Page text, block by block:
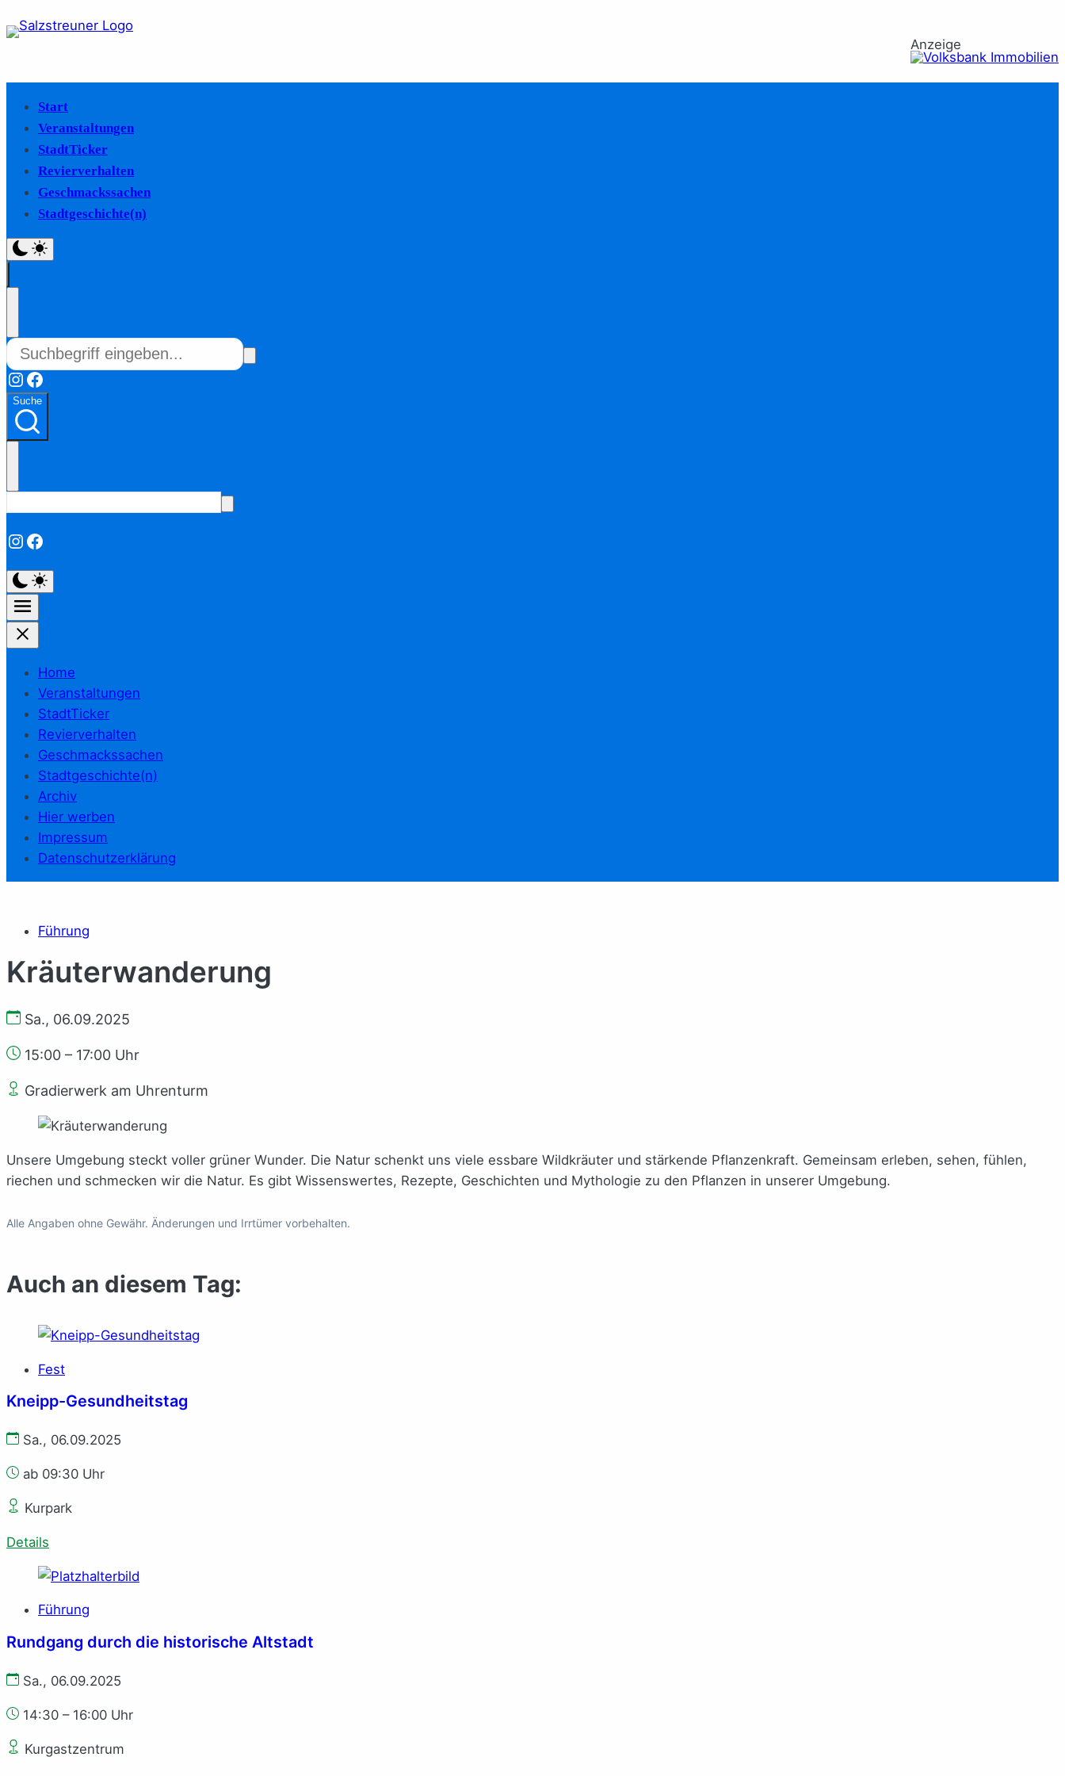
Anzeige
Start
Veranstaltungen
StadtTicker
Revierverhalten
Geschmackssachen
Stadtgeschichte(n)
Instagram
Facebook
Suche
Instagram
Facebook
Home
Veranstaltungen
StadtTicker
Revierverhalten
Geschmackssachen
Stadtgeschichte(n)
Archiv
Hier werben
Impressum
Datenschutzerklärung
Führung
Kräuterwanderung
Sa., 06.09.2025
15:00 – 17:00 Uhr
Gradierwerk am Uhrenturm
Unsere Umgebung steckt voller grüner Wunder. Die Natur schenkt uns viele essbare Wildkräuter und stärkende Pflanzenkraft. Gemeinsam erleben, sehen, fühlen,
riechen und schmecken wir die Natur. Es gibt Wissenswertes, Rezepte, Geschichten und Mythologie zu den Pflanzen in unserer Umgebung.
Alle Angaben ohne Gewähr. Änderungen und Irrtümer vorbehalten.
Auch an diesem Tag:
Fest
Kneipp-Gesundheitstag
Sa., 06.09.2025
ab 09:30 Uhr
Kurpark
Details
Führung
Rundgang durch die historische Altstadt
Sa., 06.09.2025
14:30 – 16:00 Uhr
Kurgastzentrum